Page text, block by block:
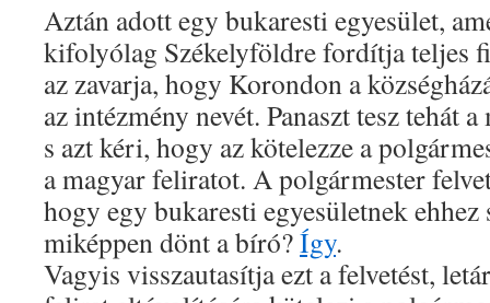
Aztán adott egy bukaresti egyesület,
kifolyólag Székelyföldre fordítja teljes
az zavarja, hogy Korondon a
az intézmény nevét. Panaszt tesz tehát
s azt kéri, hogy az kötelezze a
a magyar feliratot. A polgármester
hogy egy bukaresti egyesületnek ehhez
miképpen dönt a bíró?Így.
Vagyis visszautasítja ezt a felvetést,